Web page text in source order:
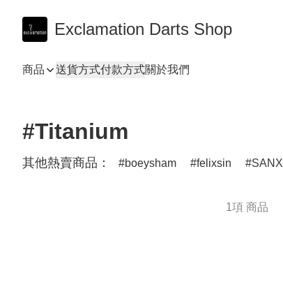
Exclamation Darts Shop
商品 送貨方式付款方式關於我們
#Titanium
其他熱賣商品： boeysham felixsin SANX
1項 商品